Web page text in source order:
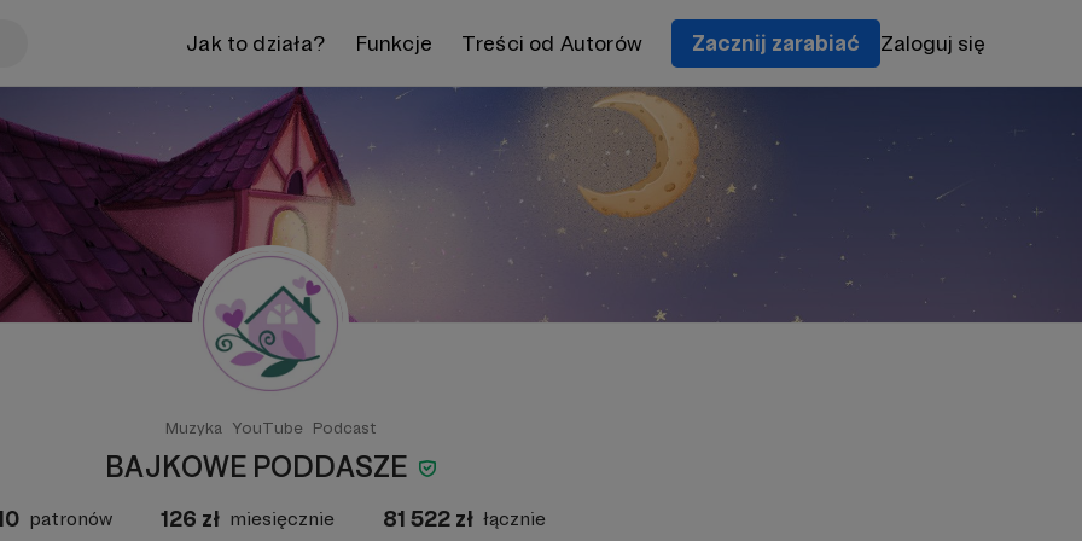
Jak to działa? Funkcje Treści od Autorów Zacznij zarabiać Zaloguj się
Muzyka YouTube Podcast
BAJKOWE PODDASZE
patronów 126 zł miesięcznie 81 522 zł łącznie